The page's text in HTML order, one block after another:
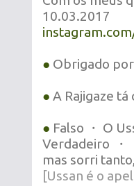
10.03.2017
● Obrigado
● A Rajigaze
● Falso ・ O
Verdadeiro ・
mas sorri
[Ussan é o